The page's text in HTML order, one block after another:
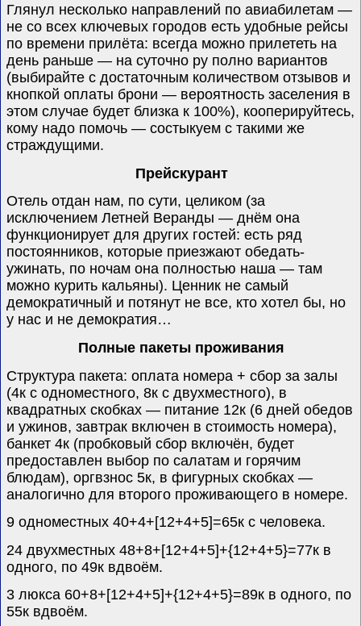
Глянул несколько направлений по авиабилетам —
не со всех ключевых городов есть удобные рейсы
по времени прилёта: всегда можно прилететь на
день раньше — на суточно ру полно вариантов
(выбирайте с достаточным количеством отзывов и
кнопкой оплаты брони — вероятность заселения в
этом случае будет близка к 100%), кооперируйтесь,
кому надо помочь — состыкуем с такими же
страждущими.
Прейскурант
Отель отдан нам, по сути, целиком (за
исключением Летней Веранды — днём она
функционирует для других гостей: есть ряд
постоянников, которые приезжают обедать-
ужинать, по ночам она полностью наша — там
можно курить кальяны). Ценник не самый
демократичный и потянут не все, кто хотел бы, но
у нас и не демократия…
Полные пакеты проживания
Структура пакета: оплата номера + сбор за залы
(4к с одноместного, 8к с двухместного), в
квадратных скобках — питание 12к (6 дней обедов
и ужинов, завтрак включен в стоимость номера),
банкет 4к (пробковый сбор включён, будет
предоставлен выбор по салатам и горячим
блюдам), оргвзнос 5к, в фигурных скобках —
аналогично для второго проживающего в номере.
9 одноместных 40+4+[12+4+5]=65к с человека.
24 двухместных48+8+[12+4+5]+{12+4+5}=77к в
одного, по 49к вдвоём.
3 люкса 60+8+[12+4+5]+{12+4+5}=89к в одного, по
55к вдвоём.